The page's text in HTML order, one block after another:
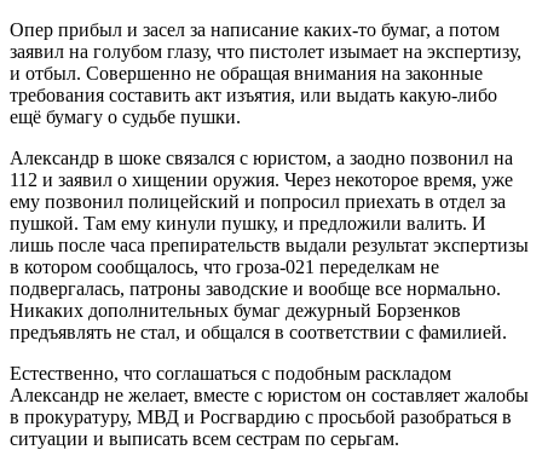
Опер прибыл и засел за написание каких-то бумаг, а потом
заявил на голубом глазу, что пистолет изымает на экспертизу,
и отбыл. Совершенно не обращая внимания на законные
требования составить акт изъятия, или выдать какую-либо
ещё бумагу о судьбе пушки.
Александр в шоке связался с юристом, а заодно позвонил на
112 и заявил о хищении оружия. Через некоторое время, уже
ему позвонил полицейский и попросил приехать в отдел за
пушкой. Там ему кинули пушку, и предложили валить. И
лишь после часа препирательств выдали результат экспертизы
в котором сообщалось, что гроза-021 переделкам не
подвергалась, патроны заводские и вообще все нормально.
Никаких дополнительных бумаг дежурный Борзенков
предъявлять не стал, и общался в соответствии с фамилией.
Естественно, что соглашаться с подобным раскладом
Александр не желает, вместе с юристом он составляет жалобы
в прокуратуру, МВД и Росгвардию с просьбой разобраться в
ситуации и выписать всем сестрам по серьгам.